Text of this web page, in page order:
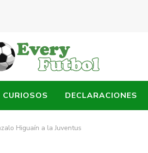
DECLARACIONES
Higuaín a la Juventus